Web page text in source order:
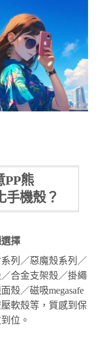
PP熊
手機殼？
擇
列／惡魔殼系列／
／合金支架殼／掛繩
殼／磁吸megasafe
軟殼等，質感到保
位。